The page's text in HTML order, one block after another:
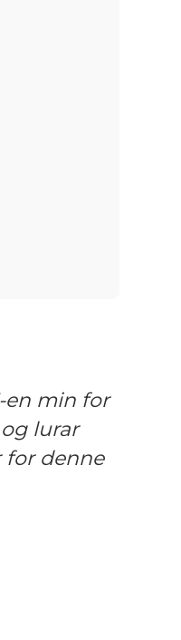
en min for
lurar
for denne